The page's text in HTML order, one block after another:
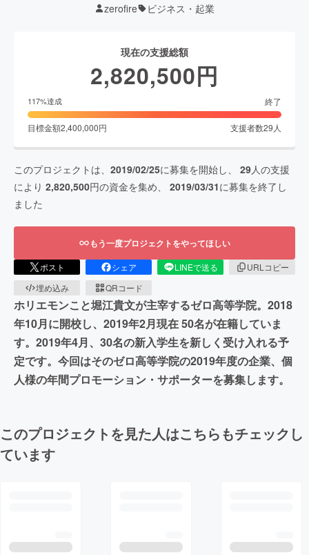
zerofire ビジネス・起業
現在の支援総額
2,820,500円
117%達成 終了
目標金額2,400,000円 支援者数29 人
このプロジェクトは、 2019/02/25に募集を開始し、 29人の支援
により 2,820,500円の資金を集め、 2019/03/31に募集を終了し
ました
もう一度プロジェクトをやってほしい
ポスト シェア LINEで送る
URLコピー
埋め込み
QRコード
ホリエモンこと堀江貴文が主宰するゼロ高等学院。2018
年10月に開校し、2019年2月現在 50名が在籍していま
す。2019年4月、30名の新入学生を新しく受け入れる予
定です。今回はそのゼロ高等学院の2019年度の企業、個
人様の年間プロモーション・サポーターを募集します。
このプロジェクトを見た人はこちらもチェックし
ています